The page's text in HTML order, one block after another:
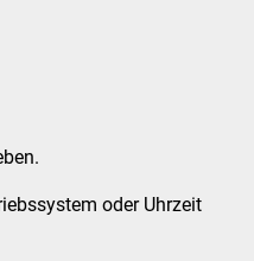
oder Uhrzeit